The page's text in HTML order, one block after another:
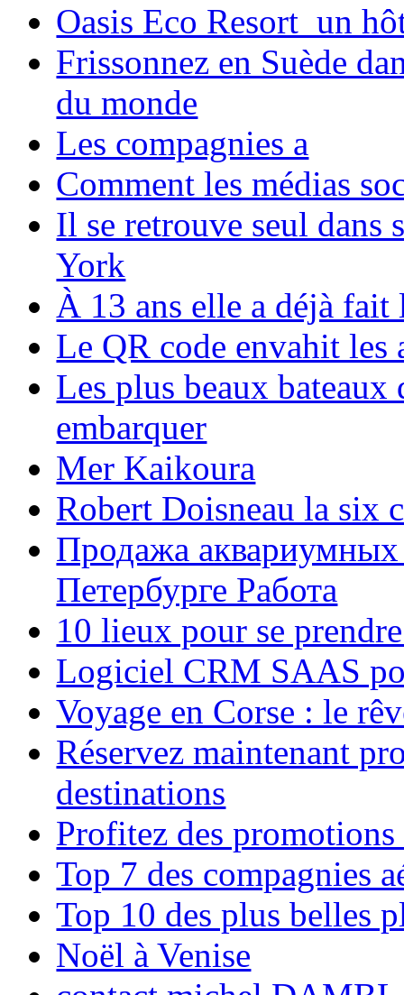
Oasis Eco Resort un
Frissonnez en Suède
du monde
Les compagnies a
Comment les médias
Il se retrouve seul dans
York
À 13 ans elle a déjà
Le QR code envahit les
Les plus beaux bateaux
embarquer
Mer Kaikoura
Robert Doisneau la six
Продажа аквариумных
Петербурге Работа
10 lieux pour se
Logiciel CRM SAAS
Voyage en Corse : le
Réservez maintenant
destinations
Profitez des
Top 7 des compagnies
Top 10 des plus belles
Noël à Venise